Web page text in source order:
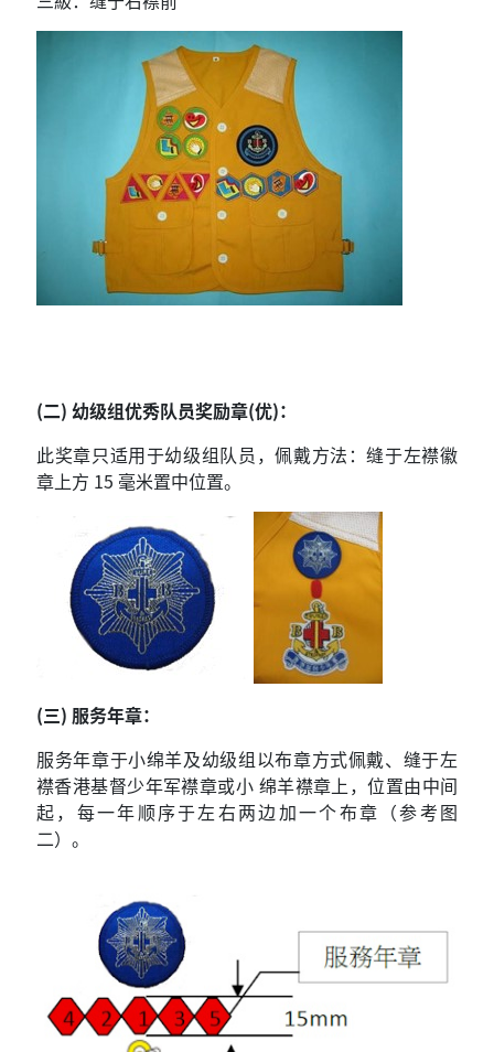
(二) 幼级组优秀队员奖励章(优)：
此奖章只适用于幼级组队员，佩戴方法：缝于左襟徽
章上方 15 毫米置中位置。
(三) 服务年章：
服务年章于小绵羊及幼级组以布章方式佩戴、缝于左
襟香港基督少年军襟章或小 绵羊襟章上，位置由中间
起，每一年顺序于左右两边加一个布章（参考图
二）。